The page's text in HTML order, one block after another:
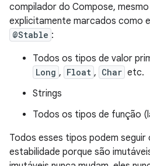
compilador do Compose,
explicitamente marcados como
@Stable :
Todos os tipos de valor
Long , Float , Char etc.
Strings
Todos os tipos de função
Todos esses tipos podem seguir
estabilidade porque são